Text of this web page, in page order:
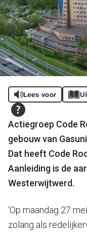
Lees voor
Actiegroep Code
gebouw van
Dat heeft Code
Aanleiding is de
Westerwijtwerd.
‘Op maandag 27
zolang als